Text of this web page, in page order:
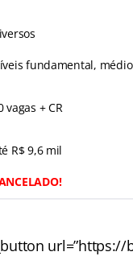
fundamental,
vagas + CR
R$ 9,6 mil
url=”https://